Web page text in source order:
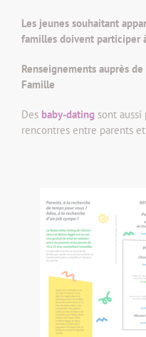
Les jeunes souhaitant
familles doivent participer
Renseignements auprès
Famille
Des baby-dating sont
rencontres entre parents